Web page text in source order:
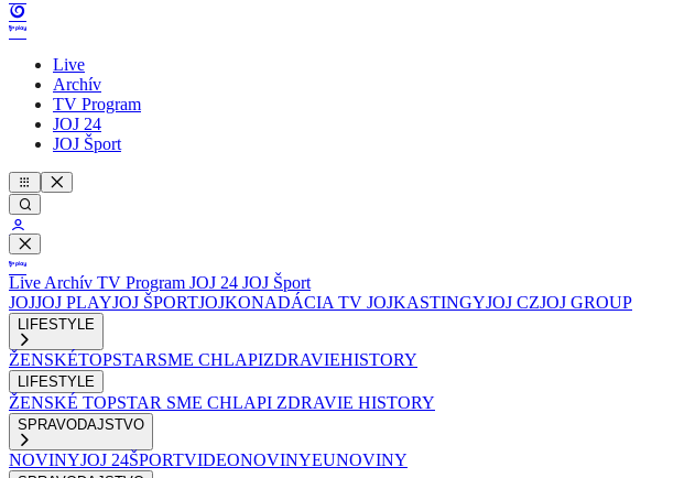
Live
Archív
TV Program
JOJ 24
JOJ Šport
Live Archív TV Program JOJ 24 JOJ Šport
JOJJOJ PLAYJOJ ŠPORTJOJKONADÁCIA TV JOJKASTINGYJOJ CZJOJ GROUP
LIFESTYLE
ŽENSKÉTOPSTARSME CHLAPIZDRAVIEHISTORY
LIFESTYLE
ŽENSKÉ TOPSTAR SME CHLAPI ZDRAVIE HISTORY
SPRAVODAJSTVO
NOVINYJOJ 24ŠPORTVIDEONOVINYEUNOVINY